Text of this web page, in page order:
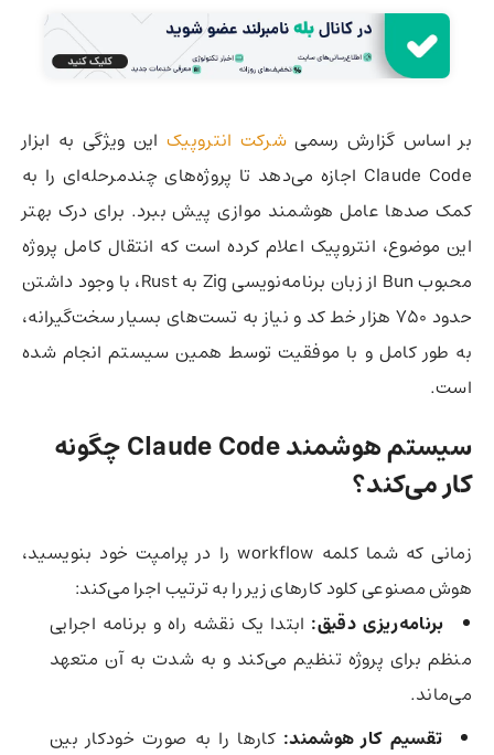
بر اساس گزارش رسمی شرکت انتروپیکاین ویژگی به ابزار
Claude Code اجازه می‌دهد تا پروژه‌های چندمرحله‌ای را به
کمک صدها عامل هوشمند موازی پیش ببرد. برای درک بهتر
این موضوع، انتروپیک اعلام کرده است که انتقال کامل پروژه
محبوب Bun از زبان برنامه‌نویسی Zig به Rust، با وجود داشتن
حدود ۷۵۰ هزار خط کد و نیاز به تست‌های بسیار سخت‌گیرانه،
به طور کامل و با موفقیت توسط همین سیستم انجام شده
است.
سیستم هوشمند Claude Code چگونه
کار می‌کند؟
زمانی که شما کلمه workflow را در پرامپت خود بنویسید،
هوش مصنوعی کلود کارهای زیر را به ترتیب اجرا می‌کند:
برنامه‌ریزی دقیق: ابتدا یک نقشه راه و برنامه اجرایی
منظم برای پروژه تنظیم می‌کند و به شدت به آن متعهد
می‌ماند.
تقسیم کار هوشمند: کارها را به صورت خودکار بین